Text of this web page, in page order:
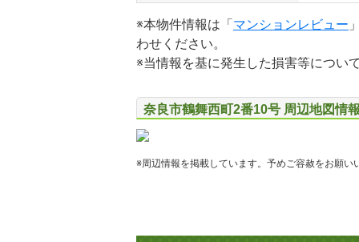
※本物件情報は「 マンションレビュー
わせください。
※当情報を基に発生した損害等につい
奈良市鶴舞西町2番10号 周辺地図情報
※周辺情報を掲載しています。予めご容赦をお願い